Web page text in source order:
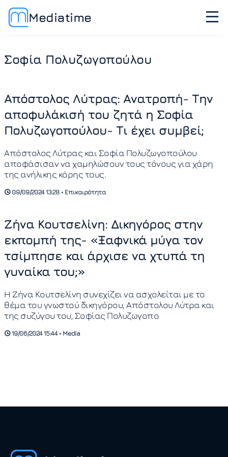
Mediatime
Σοφία Πολυζωγοπούλου
Απόστολος Λύτρας: Ανατροπή- Την
αποφυλάκισή του ζητά η Σοφία
Πολυζωγοπούλου- Τι έχει συμβεί;
Απόστολος Λύτρας και Σοφία Πολυζωγοπούλου
αποφάσισαν να χαμηλώσουν τους τόνους για χάρη
της ανήλικης κόρης τους.
09/09/2024 13:28 • Επικαιρότητα
Ζήνα Κουτσελίνη: Δικηγόρος στην
εκπομπή της- «Ξαφνικά μύγα τον
τσίμπησε και άρχισε να χτυπά τη
γυναίκα του;»
Η Ζήνα Κουτσελίνη συνεχίζει να ασχολείται με το
θέμα του γνωστού δικηγόρου, Απόστολου Λύτρα και
της συζύγου του, Σοφίας Πολυζωγοπο
19/06/2024 15:44 • Media